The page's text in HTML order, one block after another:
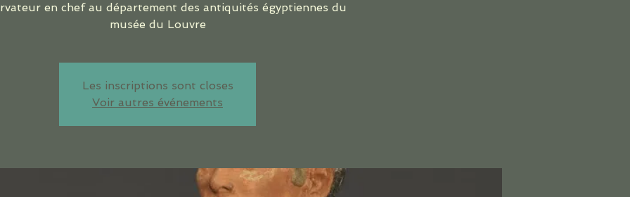
en chef au département des antiquités égyptiennes du
Les inscriptions sont closes
Voir autres événements